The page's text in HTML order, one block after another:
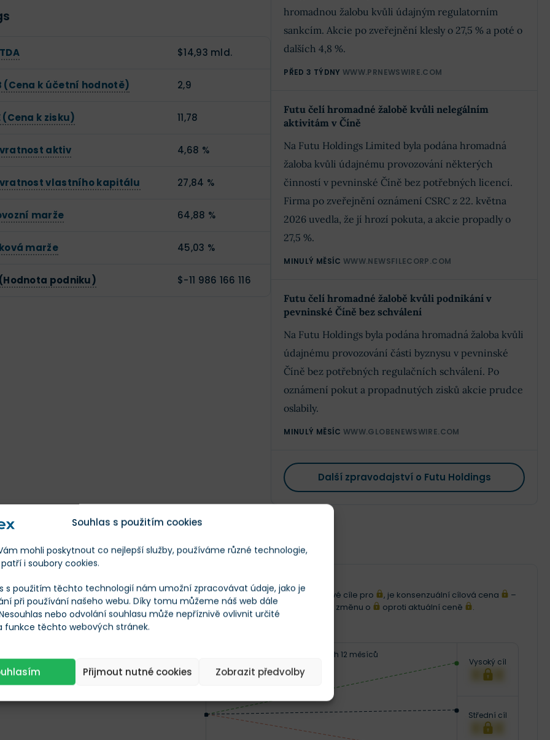
Souhlas s použitím cookies
mohli poskytnout co nejlepší služby, používáme různé technologie,
i soubory cookies.
s použitím těchto technologií nám umožní zpracovávat údaje, jako je
při používání našeho webu. Díky tomu můžeme náš web dále
nebo odvolání souhlasu může nepříznivě ovlivnit určité
funkce těchto webových stránek.
Přijmout nutné cookies Zobrazit předvolby
$14,93 mld.
(Cena k účetní hodnotě) 2,9
(Cena k zisku) 11,78
aktiv 4,68 %
vlastního kapitálu 27,84 %
marže 64,88 %
marže 45,03 %
(Hodnota podniku) $-11 986 166 116
hromadnou žalobu kvůli údajným regulatorním
sankcím. Akcie po zveřejnění klesly o 27,5 % a poté o
dalších 4,8 %.
PŘED 3 TÝDNY WWW.PRNEWSWIRE.COM
Futu čelí hromadné žalobě kvůli nelegálním
aktivitám v Číně
Na Futu Holdings Limited byla podána hromadná
žaloba kvůli údajnému provozování některých
činností v pevninské Číně bez potřebných licencí.
Firma po zveřejnění oznámení CSRC z 22. května
2026 uvedla, že jí hrozí pokuta, a akcie propadly o
27,5 %.
MINULÝ MĚSÍC WWW.NEWSFILECORP.COM
Futu čelí hromadné žalobě kvůli podnikání v
pevninské Číně bez schválení
Na Futu Holdings byla podána hromadná žaloba kvůli
údajnému provozování části byznysu v pevninské
Číně bez potřebných regulačních schválení. Po
oznámení pokut a propadnutých zisků akcie prudce
oslabily.
MINULÝ MĚSÍC WWW.GLOBENEWSWIRE.COM
Další zpravodajství o Futu Holdings
Na základě odhadů analytiků z Wall Street, kteří poskytli 12měsíční cenové cíle pro , je konsenzuální cílová cena
–
s nejvyšším odhadem
a nejnižším . Průměrná cílová cena představuje změnu o oproti aktuální ceně .
Následujících 12 měsíců
Vysoký cíl
XXX
Střední cíl
XXX